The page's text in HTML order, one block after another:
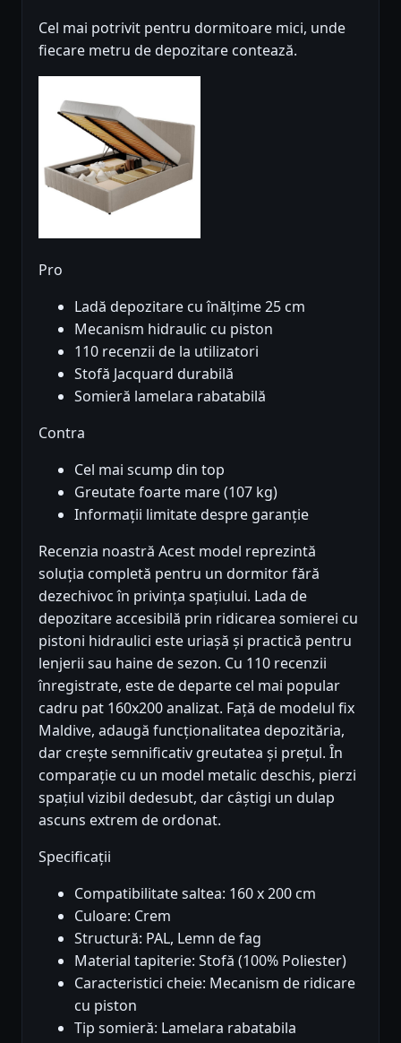
Cel mai potrivit pentru dormitoare mici, unde
fiecare metru de depozitare contează.
Pro
Ladă depozitare cu înălțime 25 cm
Mecanism hidraulic cu piston
110 recenzii de la utilizatori
Stofă Jacquard durabilă
Somieră lamelara rabatabilă
Contra
Cel mai scump din top
Greutate foarte mare (107 kg)
Informații limitate despre garanție
Recenzia noastră Acest model reprezintă
soluția completă pentru un dormitor fără
dezechivoc în privința spațiului. Lada de
depozitare accesibilă prin ridicarea somierei cu
pistoni hidraulici este uriașă și practică pentru
lenjerii sau haine de sezon. Cu 110 recenzii
înregistrate, este de departe cel mai popular
cadru pat 160x200 analizat. Față de modelul fix
Maldive, adaugă funcționalitatea depozităria,
dar crește semnificativ greutatea și prețul. În
comparație cu un model metalic deschis, pierzi
spațiul vizibil dedesubt, dar câștigi un dulap
ascuns extrem de ordonat.
Specificații
Compatibilitate saltea: 160 x 200 cm
Culoare: Crem
Structură: PAL, Lemn de fag
Material tapiterie: Stofă (100% Poliester)
Caracteristici cheie: Mecanism de ridicare
cu piston
Tip somieră: Lamelara rabatabila